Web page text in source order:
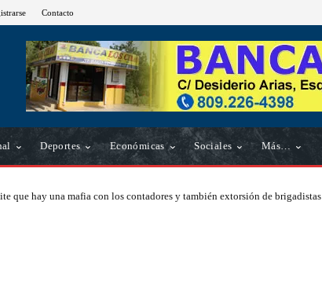
Contacto
Deportes Económicas Sociales Más…
que hay una mafia con los contadores y también extorsión de brigadistas